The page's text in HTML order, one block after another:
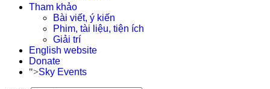
Tham khảo
Bài viết, ý kiến
Phim, tài liệu, tiện ích
Giải trí
English website
Donate
">Sky Events